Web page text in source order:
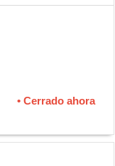
• Cerrado ahora